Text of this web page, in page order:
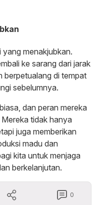
yang menakjubkan.
ke sarang dari jarak
berpetualang di tempat
sebelumnya.
dan peran mereka
tidak hanya
juga memberikan
madu dan
kita untuk menjaga
berkelanjutan.
0